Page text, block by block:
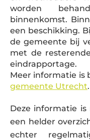
worden
binnenkomst.
een beschikking.
de gemeente bij
met de
eindrapportage.
Meer informatie is
gemeente Utrecht.
Deze informatie
een helder
echter